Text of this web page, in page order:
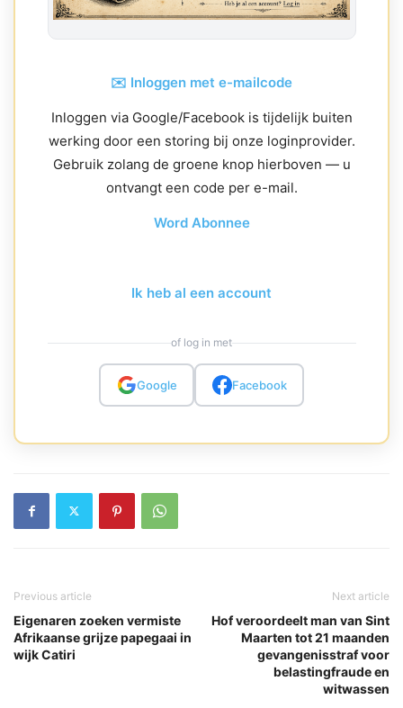
✉️ Inloggen met e-mailcode
Inloggen via Google/Facebook is tijdelijk buiten
werking door een storing bij onze loginprovider.
Gebruik zolang de groene knop hierboven — u
ontvangt een code per e-mail.
Word Abonnee
Ik heb al een account
of log in met
Google Facebook
Previous article
Eigenaren zoeken vermiste
Afrikaanse grijze papegaai in
wijk Catiri
Next article
Hof veroordeelt man van Sint
Maarten tot 21 maanden
gevangenisstraf voor
belastingfraude en
witwassen